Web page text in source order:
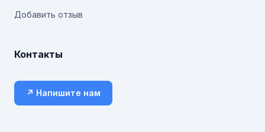
Добавить отзыв
Контакты
↗ Напишите нам